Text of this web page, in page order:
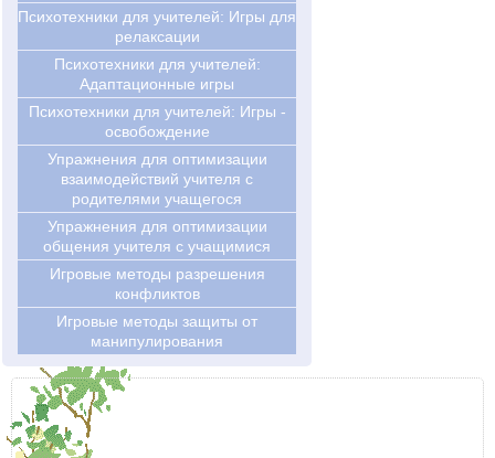
Психотехники для учителей: Игры для
релаксации
Психотехники для учителей:
Адаптационные игры
Психотехники для учителей: Игры -
освобождение
Упражнения для оптимизации
взаимодействий учителя с
родителями учащегося
Упражнения для оптимизации
общения учителя с учащимися
Игровые методы разрешения
конфликтов
Игровые методы защиты от
манипулирования